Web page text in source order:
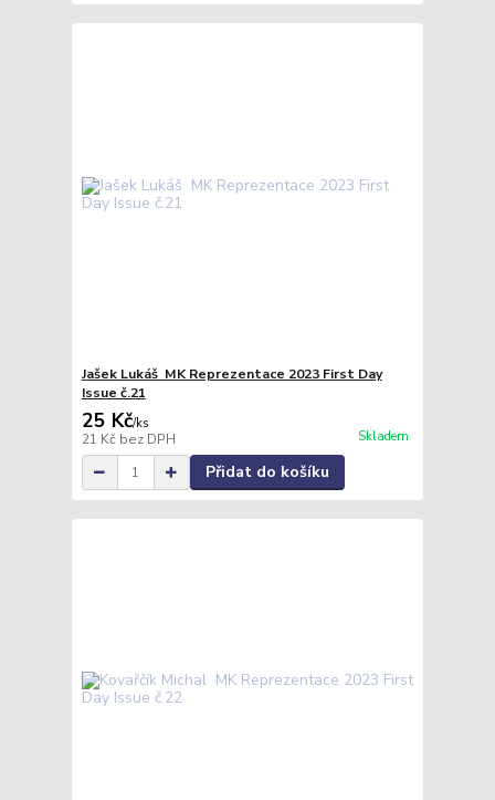
Jašek Lukáš MK Reprezentace 2023 First Day
Issue č.21
25 Kč/ks
21 Kč bez DPH Skladem
Přidat do košíku